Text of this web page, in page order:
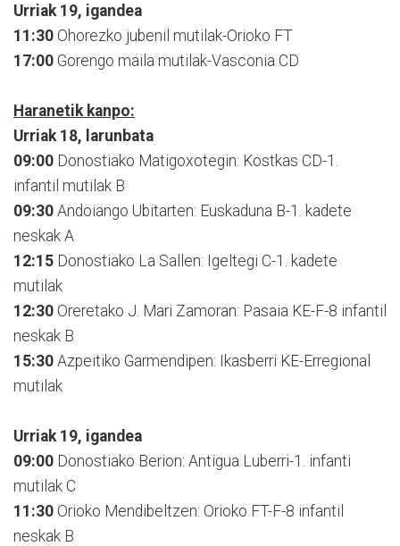
Urriak 19, igandea
11:30 Ohorezko jubenil mutilak-Orioko FT
17:00 Gorengo maila mutilak-Vasconia CD
Haranetik kanpo:
Urriak 18, larunbata
09:00 Donostiako Matigoxotegin: Kostkas CD-1.
infantil mutilak B
09:30 Andoiango Ubitarten: Euskaduna B-1. kadete
neskak A
12:15 Donostiako La Sallen: Igeltegi C-1. kadete
mutilak
12:30 Oreretako J. Mari Zamoran: Pasaia KE-F-8 infantil
neskak B
15:30 Azpeitiko Garmendipen: Ikasberri KE-Erregional
mutilak
Urriak 19, igandea
09:00 Donostiako Berion: Antigua Luberri-1. infanti
mutilak C
11:30 Orioko Mendibeltzen: Orioko FT-F-8 infantil
neskak B